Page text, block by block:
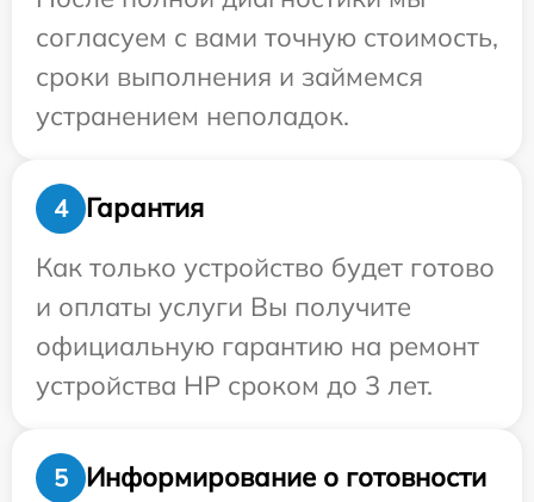
согласуем с вами точную стоимость,
сроки выполнения и займемся
устранением неполадок.
4
Гарантия
Как только устройство будет готово
и оплаты услуги Вы получите
официальную гарантию на ремонт
устройства HP сроком до 3 лет.
5 Информирование о готовности